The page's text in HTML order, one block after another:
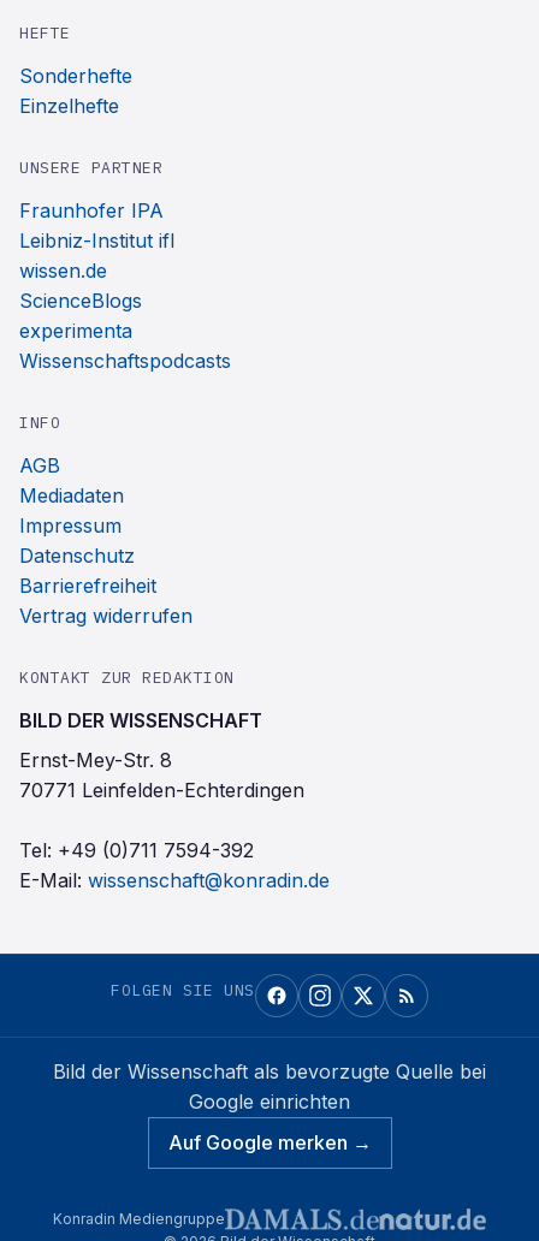
HEFTE
Sonderhefte
Einzelhefte
UNSERE PARTNER
Fraunhofer IPA
Leibniz-Institut ifl
wissen.de
ScienceBlogs
experimenta
Wissenschaftspodcasts
INFO
AGB
Mediadaten
Impressum
Datenschutz
Barrierefreiheit
Vertrag widerrufen
KONTAKT ZUR REDAKTION
BILD DER WISSENSCHAFT
Ernst-Mey-Str. 8
70771 Leinfelden-Echterdingen
Tel: +49 (0)711 7594-392
E-Mail: wissenschaft@konradin.de
FOLGEN SIE UNS
Bild der Wissenschaft als bevorzugte Quelle bei
Google einrichten
Auf Google merken →
Konradin Mediengruppe